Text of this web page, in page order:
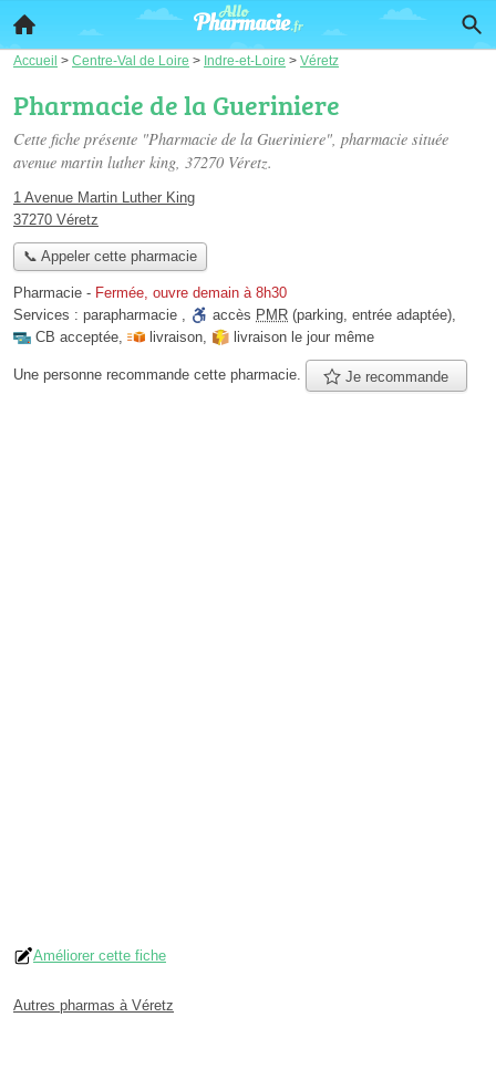
Accueil > Centre-Val de Loire > Indre-et-Loire > Véretz
Pharmacie de la Gueriniere
Cette fiche présente "Pharmacie de la Gueriniere", pharmacie située
avenue martin luther king, 37270 Véretz.
1 Avenue Martin Luther King
37270 Véretz
📞 Appeler cette pharmacie
Pharmacie - Fermée, ouvre demain à 8h30
Services : parapharmacie , accès PMR (parking, entrée adaptée),
CB acceptée, livraison, livraison le jour même
Une personne recommande cette pharmacie. Je recommande
Améliorer cette fiche
Autres pharmas à Véretz